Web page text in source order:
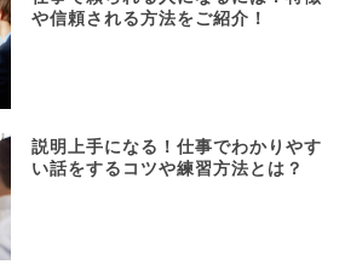
や信頼される方法をご紹介！
説明上手になる！仕事でわかりやす
い話をするコツや練習方法とは？